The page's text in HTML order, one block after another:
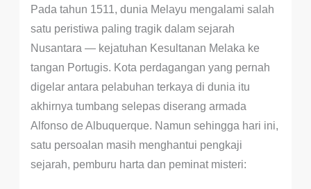
Pada tahun 1511, dunia Melayu mengalami salah
satu peristiwa paling tragik dalam sejarah
Nusantara — kejatuhan Kesultanan Melaka ke
tangan Portugis. Kota perdagangan yang pernah
digelar antara pelabuhan terkaya di dunia itu
akhirnya tumbang selepas diserang armada
Alfonso de Albuquerque. Namun sehingga hari ini,
satu persoalan masih menghantui pengkaji
sejarah, pemburu harta dan peminat misteri: